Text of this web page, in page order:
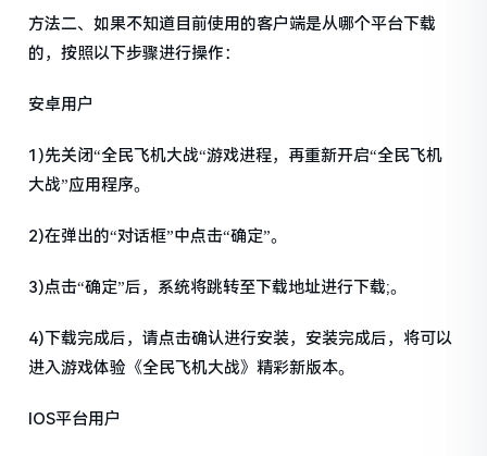
方法二、如果不知道目前使用的客户端是从哪个平台下载
的，按照以下步骤进行操作：
安卓用户
1)先关闭“全民飞机大战“游戏进程，再重新开启“全民飞机
大战”应用程序。
2)在弹出的“对话框”中点击“确定”。
3)点击“确定”后，系统将跳转至下载地址进行下载;。
4)下载完成后，请点击确认进行安装，安装完成后，将可以
进入游戏体验《全民飞机大战》精彩新版本。
IOS平台用户